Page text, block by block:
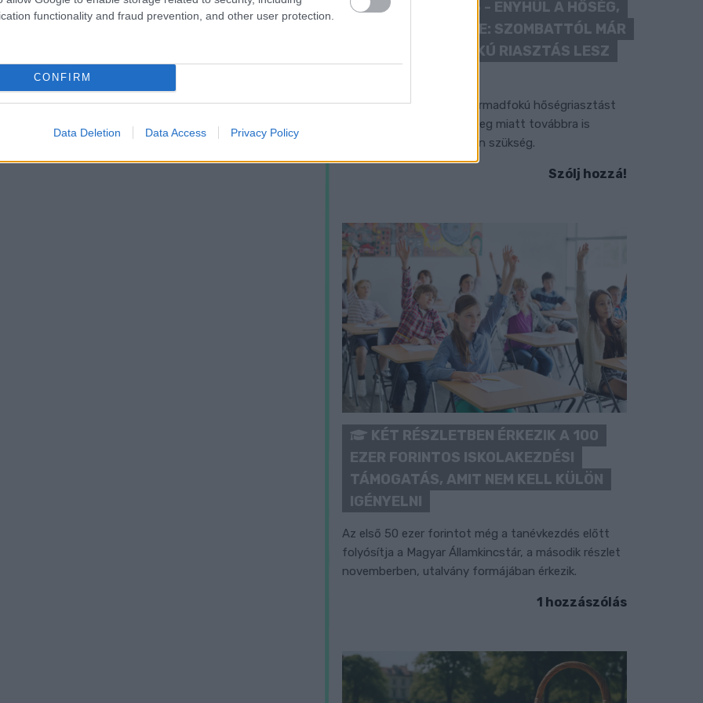
functionality and fraud prevention, and other user protection.
CONFIRM
Data Deletion Data Access Privacy Policy
KÁNIKULA 2026 - ENYHÜL A HŐSÉG,
DE MÉG NINCS VÉGE: SZOMBATTÓL MÁR
“CSAK” MÁSODFOKÚ RIASZTÁS LESZ
A július vége óta tartó harmadfokú hőségriasztást
mérséklik, de a tartós meleg miatt továbbra is
fokozott óvatosságra van szükség.
Szólj hozzá!
KÉT RÉSZLETBEN ÉRKEZIK A 100
EZER FORINTOS ISKOLAKEZDÉSI
TÁMOGATÁS, AMIT NEM KELL KÜLÖN
IGÉNYELNI
Az első 50 ezer forintot még a tanévkezdés előtt
folyósítja a Magyar Államkincstár, a második részlet
novemberben, utalvány formájában érkezik.
1 hozzászólás